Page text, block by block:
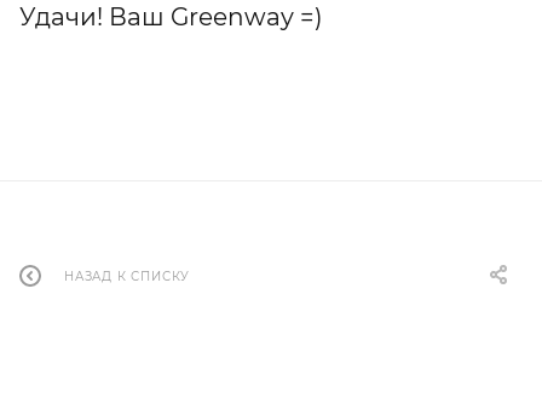
Удачи! Ваш Greenway =)
НАЗАД К СПИСКУ